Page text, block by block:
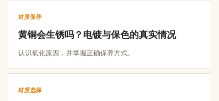
材质保养
黄铜会生锈吗？电镀与保色的真实情况
认识氧化原因，并掌握正确保养方式。
材质选择